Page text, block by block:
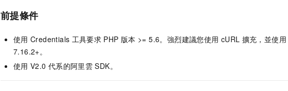
前提條件
使用 Credentials 工具要求 PHP 版本 >= 5.6。強烈建議您使用 cURL 擴充，並使用
7.16.2+。
使用 V2.0 代系的阿里雲 SDK。